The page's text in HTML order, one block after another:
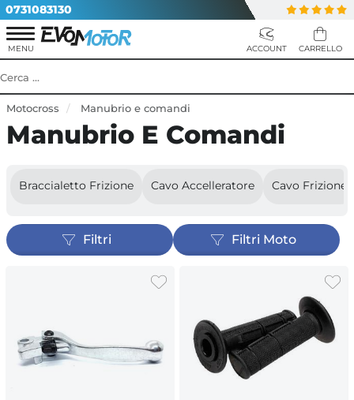
0731083130
Motocross Manubrio e comandi
Manubrio E Comandi
Braccialetto Frizione Cavo Accelleratore Cavo Frizione
Filtri Filtri Moto